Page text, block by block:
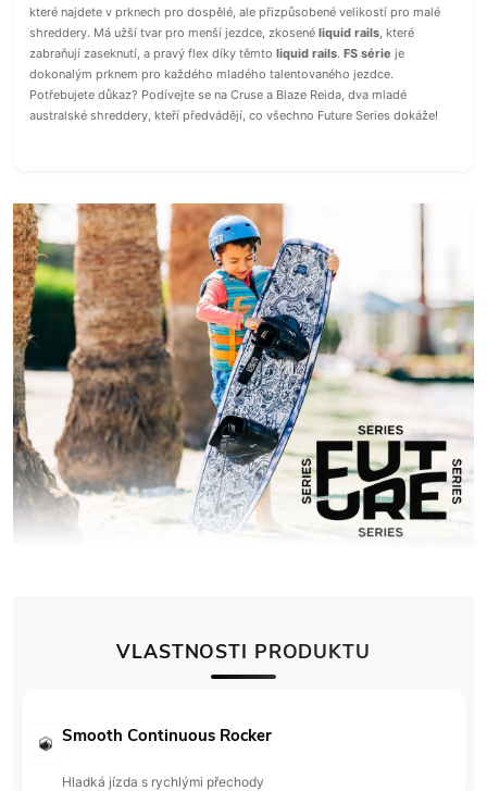
které najdete v prknech pro dospělé, ale přizpůsobené velikostí pro malé
shreddery. Má užší tvar pro menší jezdce, zkosené liquid rails , které
zabraňují zaseknutí, a pravý flex díky těmto liquid rails. FS série je
dokonalým prknem pro každého mladého talentovaného jezdce.
Potřebujete důkaz? Podívejte se na Cruse a Blaze Reida, dva mladé
australské shreddery, kteří předvádějí, co všechno Future Series dokáže!
VLASTNOSTI PRODUKTU
Smooth Continuous Rocker
Hladká jízda s rychlými přechody